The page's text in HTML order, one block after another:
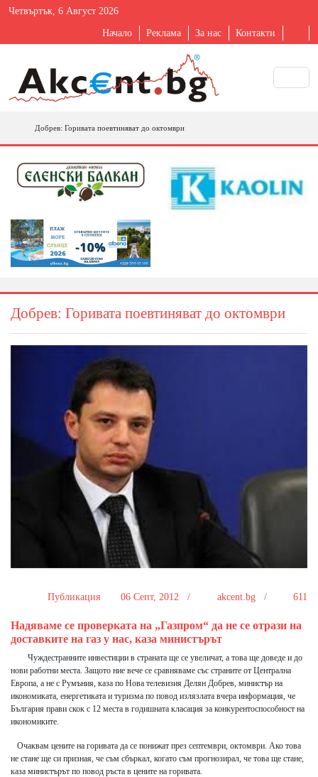
Четвъртък, 6 Август 2026
Начало Реклама За нас Контакти
Добрев: Горивата поевтиняват до октомври
Добрев: Горивата поевтиняват до октомври
Публикация 06 Септ, 2012 / akcent.bg / 611
Надяваме се проверката на „Газпром“ да не се отрази на
доставките на газ у нас, каза министърът
Чуждестранните инвестиции в страната ще се увеличат, а това ще доведе и до
нови работни места. Защото ние вече се сравняваме със страните от Централна
Европа, а не с Румъния, каза по Нова телевизия Делян Добрев, министър на
икономиката, енергетиката и туризма по повод излязлата вчера информация, че
България прави скок с 12 места в годишната класация за конкурентоспособност на
икономиките.
Очаквам цените на горивата да се понижат през септември, октомври. Ако това
не стане ще си призная, че съм сбъркал, когато съм прогнозирал, че това ще стане,
каза министърът по повод ръста в цените на горивата.